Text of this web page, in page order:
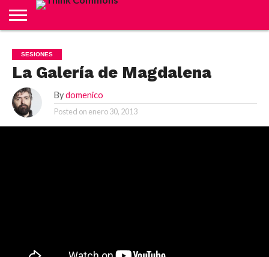
CARRITO
CONTACTO
CRÉDITOS
FINALIZAR
COMPRA
INICIO
LIVE
MI
CUENTA
TIENDA
SESIONES
La Galería de Magdalena
By domenico
Posted on enero 30, 2013